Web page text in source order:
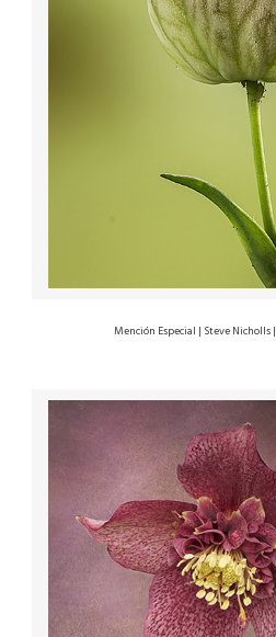
Mención Especial | Steve Nicholls |